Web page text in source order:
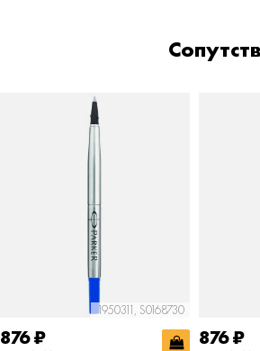
1950311, S0168730
876₽ 876₽